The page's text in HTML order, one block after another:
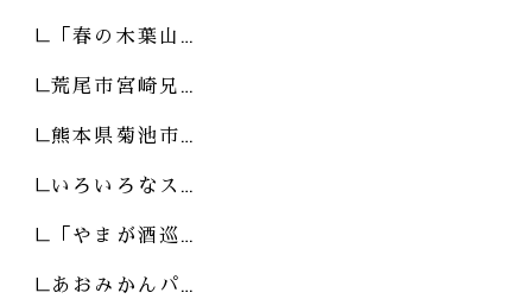
「春の木葉山…
荒尾市宮崎兄…
熊本県菊池市…
いろいろなス…
「やまが酒巡…
あおみかんパ…